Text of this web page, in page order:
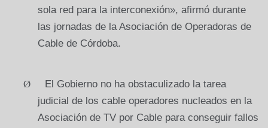
sola red para la interconexión», afirmó durante
las jornadas de la Asociación de Operadoras de
Cable de Córdoba.
Ø
El Gobierno no ha obstaculizado la tarea
judicial de los cable operadores nucleados en la
Asociación de TV por Cable para conseguir fallos